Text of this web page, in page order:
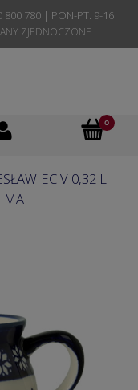
800 780 | PON-PT. 9-16
V 0,32 L